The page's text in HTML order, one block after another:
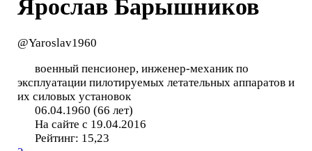
Ярослав Барышников
@Yaroslav1960
военный пенсионер, инженер-механик по
эксплуатации пилотируемых летательных аппаратов и
их силовых установок
06.04.1960 (66 лет)
На сайте с 19.04.2016
Рейтинг: 15,23